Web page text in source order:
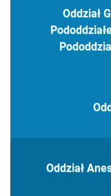
Oddział
Oddział